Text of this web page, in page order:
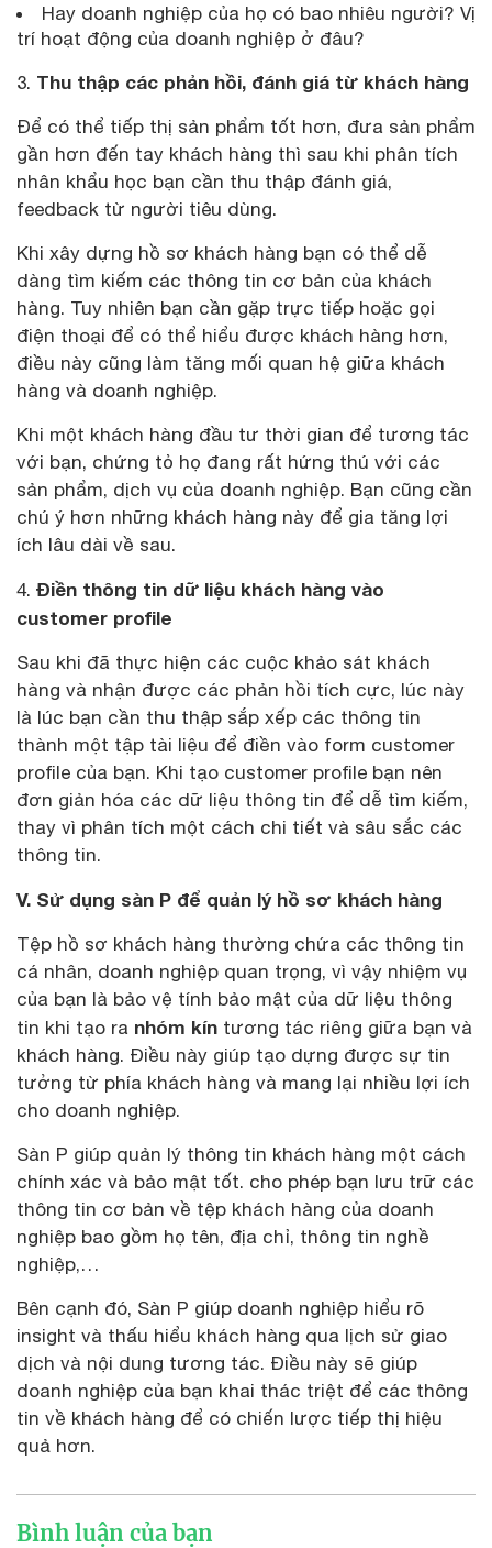
Hay doanh nghiệp của họ có bao nhiêu người? Vị
trí hoạt động của doanh nghiệp ở đâu?
3. Thu thập các phản hồi, đánh giá từ khách hàng
Để có thể tiếp thị sản phẩm tốt hơn, đưa sản phẩm
gần hơn đến tay khách hàng thì sau khi phân tích
nhân khẩu học bạn cần thu thập đánh giá,
feedback từ người tiêu dùng.
Khi xây dựng hồ sơ khách hàng bạn có thể dễ
dàng tìm kiếm các thông tin cơ bản của khách
hàng. Tuy nhiên bạn cần gặp trực tiếp hoặc gọi
điện thoại để có thể hiểu được khách hàng hơn,
điều này cũng làm tăng mối quan hệ giữa khách
hàng và doanh nghiệp.
Khi một khách hàng đầu tư thời gian để tương tác
với bạn, chứng tỏ họ đang rất hứng thú với các
sản phẩm, dịch vụ của doanh nghiệp. Bạn cũng cần
chú ý hơn những khách hàng này để gia tăng lợi
ích lâu dài về sau.
4. Điền thông tin dữ liệu khách hàng vào
customer profile
Sau khi đã thực hiện các cuộc khảo sát khách
hàng và nhận được các phản hồi tích cực, lúc này
là lúc bạn cần thu thập sắp xếp các thông tin
thành một tập tài liệu để điền vào form customer
profile của bạn. Khi tạo customer profile bạn nên
đơn giản hóa các dữ liệu thông tin để dễ tìm kiếm,
thay vì phân tích một cách chi tiết và sâu sắc các
thông tin.
V. Sử dụng sàn P để quản lý hồ sơ khách hàng
Tệp hồ sơ khách hàng thường chứa các thông tin
cá nhân, doanh nghiệp quan trọng, vì vậy nhiệm vụ
của bạn là bảo vệ tính bảo mật của dữ liệu thông
tin khi tạo ra nhóm kín tương tác riêng giữa bạn và
khách hàng. Điều này giúp tạo dựng được sự tin
tưởng từ phía khách hàng và mang lại nhiều lợi ích
cho doanh nghiệp.
Sàn P giúp quản lý thông tin khách hàng một cách
chính xác và bảo mật tốt. cho phép bạn lưu trữ các
thông tin cơ bản về tệp khách hàng của doanh
nghiệp bao gồm họ tên, địa chỉ, thông tin nghề
nghiệp,…
Bên cạnh đó, Sàn P giúp doanh nghiệp hiểu rõ
insight và thấu hiểu khách hàng qua lịch sử giao
dịch và nội dung tương tác. Điều này sẽ giúp
doanh nghiệp của bạn khai thác triệt để các thông
tin về khách hàng để có chiến lược tiếp thị hiệu
quả hơn.
Bình luận của bạn